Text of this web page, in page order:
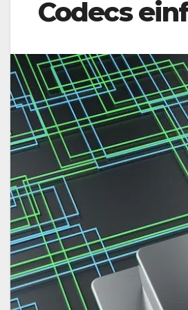
Codecs